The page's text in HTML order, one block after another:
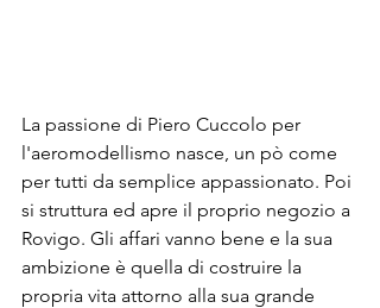
La passione di Piero Cuccolo per
l'aeromodellismo nasce, un pò come
per tutti da semplice appassionato. Poi
si struttura ed apre il proprio negozio a
Rovigo. Gli affari vanno bene e la sua
ambizione è quella di costruire la
propria vita attorno alla sua grande